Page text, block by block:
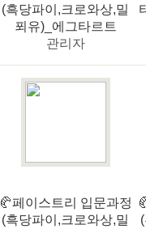
(흑당파이,크로와상,밀
푀유)_에그타르트
관리자
🥐페이스트리 입문과정
(흑당파이,크로와상,밀